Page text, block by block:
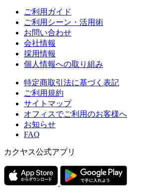
ご利用ガイド
ご利用シーン・活用術
お問い合わせ
会社情報
採用情報
個人情報への取り組み
特定商取引法に基づく表記
ご利用規約
サイトマップ
オフィスでご利用のお客様へ
お知らせ
FAQ
カクヤス公式アプリ